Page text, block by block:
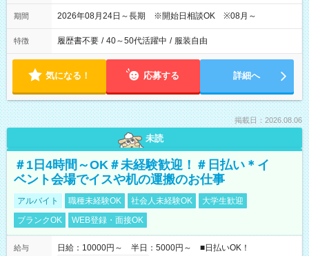
期間 2026年08月24日～長期 ※開始日相談OK ※08月～
特徴 履歴書不要 / 40～50代活躍中 / 服装自由
気になる！ 応募する 詳細へ
掲載日：2026.08.06
未読
＃1日4時間～OK＃未経験歓迎！＃日払い＊イ
ベント会場でイスや机の運搬のお仕事
アルバイト 職種未経験OK 社会人未経験OK
大学生歓迎
ブランクOK
WEB登録・面接OK
給与
日給：10000円～ 半日：5000円～ ■日払いOK！